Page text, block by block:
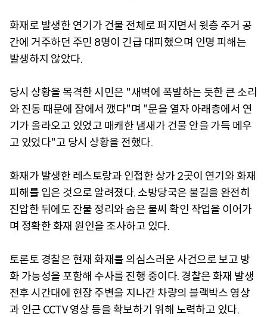
화재로 발생한 연기가 건물 전체로 퍼지면서 윗층 주거 공
간에 거주하던 주민 8명이 긴급 대피했으며 인명 피해는
발생하지 않았다.
당시 상황을 목격한 시민은 "새벽에 폭발하는 듯한 큰 소리
와 진동 때문에 잠에서 깼다"며 "문을 열자 아래층에서 연
기가 올라오고 있었고 매캐한 냄새가 건물 안을 가득 메우
고 있었다"고 당시 상황을 전했다.
화재가 발생한 레스토랑과 인접한 상가 2곳이 연기와 화재
피해를 입은 것으로 알려졌다. 소방당국은 불길을 완전히
진압한 뒤에도 잔불 정리와 숨은 불씨 확인 작업을 이어가
며 정확한 화재 원인을 조사하고 있다.
토론토 경찰은 현재 화재를 의심스러운 사건으로 보고 방
화 가능성을 포함해 수사를 진행 중이다. 경찰은 화재 발생
전후 시간대에 현장 주변을 지나간 차량의 블랙박스 영상
과 인근 CCTV 영상 등을 확보하기 위해 노력하고 있다.